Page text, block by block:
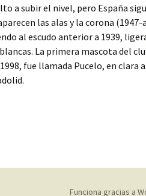
a subir el nivel, pero España
las alas y la corona
al escudo anterior a 1939,
La primera mascota del
fue llamada Pucelo, en clara
Funciona gracias a